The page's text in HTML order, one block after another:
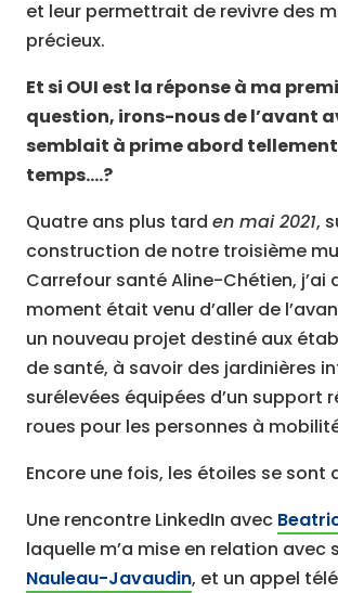
et leur permettrait de revivre des
précieux.
Et si OUI est la réponse à ma
question, irons-nous de l’avant
semblait à prime abord
temps….?
Quatre ans plus tard en mai 2021,
construction de notre troisième
Carrefour santé Aline-Chétien, j’ai
moment était venu d’aller de
un nouveau projet destiné aux
de santé, à savoir des jardinières
surélevées équipées d’un support
roues pour les personnes à
Encore une fois, les étoiles se sont
Une rencontre LinkedIn avec
laquelle m’a mise en relation avec
Nauleau-Javaudin, et un appel